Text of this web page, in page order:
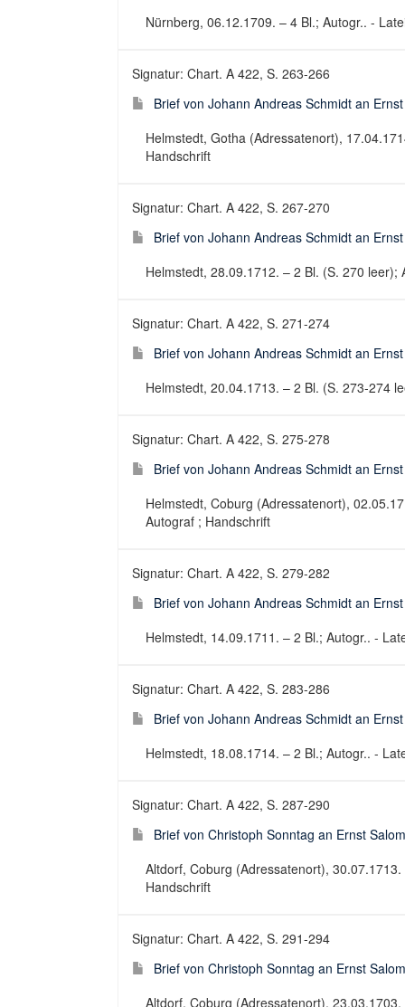
Nürnberg, 06.12.1709. – 4 Bl.; Autogr.. -
Signatur: Chart. A 422, S. 263-266
Brief von Johann Andreas Schmidt an
Helmstedt, Gotha (Adressatenort),
Handschrift
Signatur: Chart. A 422, S. 267-270
Brief von Johann Andreas Schmidt an
Helmstedt, 28.09.1712. – 2 Bl. (S. 270
Signatur: Chart. A 422, S. 271-274
Brief von Johann Andreas Schmidt an
Helmstedt, 20.04.1713. – 2 Bl. (S. 273-274
Signatur: Chart. A 422, S. 275-278
Brief von Johann Andreas Schmidt an
Helmstedt, Coburg (Adressatenort),
Autograf ; Handschrift
Signatur: Chart. A 422, S. 279-282
Brief von Johann Andreas Schmidt an
Helmstedt, 14.09.1711. – 2 Bl.; Autogr.. -
Signatur: Chart. A 422, S. 283-286
Brief von Johann Andreas Schmidt an
Helmstedt, 18.08.1714. – 2 Bl.; Autogr.. -
Signatur: Chart. A 422, S. 287-290
Brief von Christoph Sonntag an Ernst
Altdorf, Coburg (Adressatenort),
Handschrift
Signatur: Chart. A 422, S. 291-294
Brief von Christoph Sonntag an Ernst
Altdorf, Coburg (Adressatenort),